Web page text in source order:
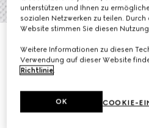
€ 580
Variantenweiß
unterstützen und Ihnen zu
sozialen Netzwerken zu teilen.
Website stimmen Sie diesen
Weitere Informationen zu diesen
Verwendung auf dieser Website
Richtlinie.
COOKIE-
OK